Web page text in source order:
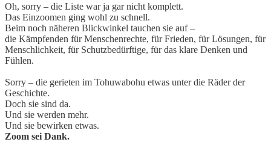
Oh, sorry – die Liste war ja gar nicht komplett.
Das Einzoomen ging wohl zu schnell.
Beim noch näheren Blickwinkel tauchen sie auf –
die Kämpfenden für Menschenrechte, für Frieden, für Lösungen, für
Menschlichkeit, für Schutzbedürftige, für das klare Denken und
Fühlen.
Sorry – die gerieten im Tohuwabohu etwas unter die Räder der
Geschichte.
Doch sie sind da.
Und sie werden mehr.
Und sie bewirken etwas.
Zoom sei Dank.